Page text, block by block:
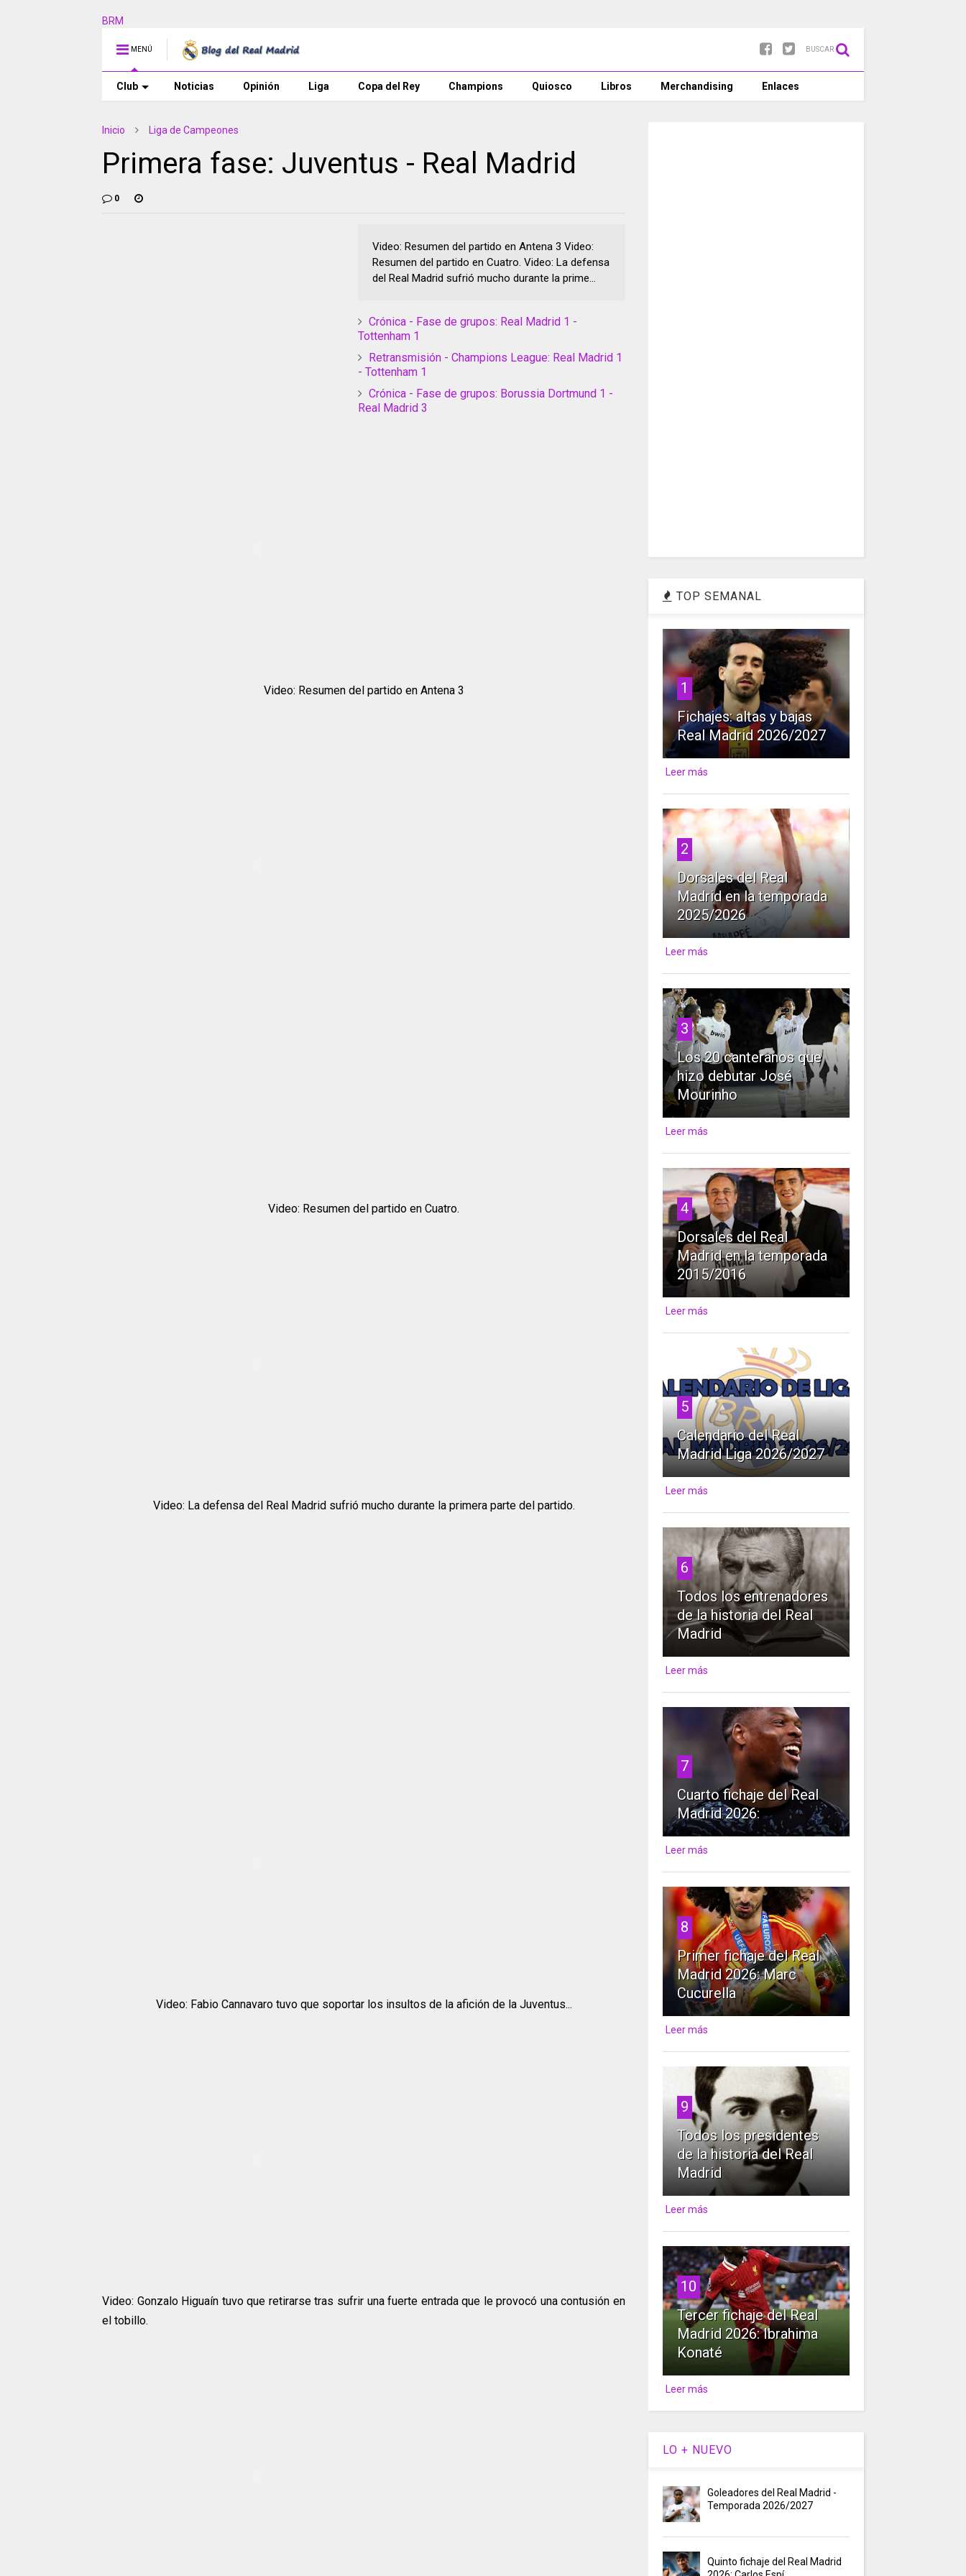
BRM
MENÚ BUSCAR
Club Noticias Opinión Liga Copa del Rey Champions Quiosco Libros Merchandising Enlaces
Inicio Liga de Campeones
Primera fase: Juventus - Real Madrid
0
Video: Resumen del partido en Antena 3 Video:
Resumen del partido en Cuatro. Video: La defensa
del Real Madrid sufrió mucho durante la prime...
Crónica - Fase de grupos: Real Madrid 1 -
Tottenham 1
Retransmisión - Champions League: Real Madrid 1
- Tottenham 1
Crónica - Fase de grupos: Borussia Dortmund 1 -
Real Madrid 3
Video: Resumen del partido en Antena 3
Video: Resumen del partido en Cuatro.
Video: La defensa del Real Madrid sufrió mucho durante la primera parte del partido.
Video: Fabio Cannavaro tuvo que soportar los insultos de la afición de la Juventus...
Video: Gonzalo Higuaín tuvo que retirarse tras sufrir una fuerte entrada que le provocó una contusión en
el tobillo.
TOP SEMANAL
1
Fichajes: altas y bajas
Real Madrid 2026/2027
Leer más
2
Dorsales del Real
Madrid en la temporada
2025/2026
Leer más
3
Los 20 canteranos que
hizo debutar José
Mourinho
Leer más
4
Dorsales del Real
Madrid en la temporada
2015/2016
Leer más
5
Calendario del Real
Madrid Liga 2026/2027
Leer más
6
Todos los entrenadores
de la historia del Real
Madrid
Leer más
7
Cuarto fichaje del Real
Madrid 2026:
Leer más
8
Primer fichaje del Real
Madrid 2026: Marc
Cucurella
Leer más
9
Todos los presidentes
de la historia del Real
Madrid
Leer más
10
Tercer fichaje del Real
Madrid 2026: Ibrahima
Konaté
Leer más
LO + NUEVO
Goleadores del Real Madrid -
Temporada 2026/2027
Quinto fichaje del Real Madrid